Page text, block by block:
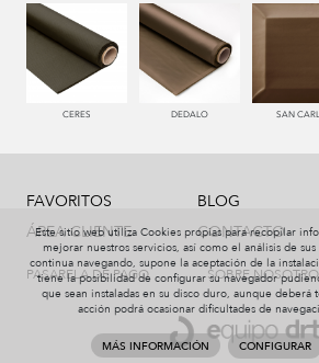
450 ESMERALDA 550 PALISANDRO
779 NAZARENO 772 MALVA
991 PLATA 229
CERES DEDALO SAN
FAVORITOS
ÁREA CLIENTE
BLOG
CONTACTO
PASARELA DE PAGO SOBRE
Este sitio web utiliza Cookies propias para recopilar
mejorar nuestros servicios, así como el análisis de
continua navegando, supone la aceptación de la
tiene la posibilidad de configurar su navegador
que sean instaladas en su disco duro, aunque
acción podrá ocasionar dificultades de
MÁS INFORMACIÓN CONFIGURAR